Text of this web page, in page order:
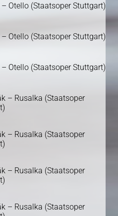
– Otello (Staatsoper Stuttgart)
– Otello (Staatsoper Stuttgart)
– Otello (Staatsoper Stuttgart)
– Rusalka (Staatsoper
– Rusalka (Staatsoper
– Rusalka (Staatsoper
– Rusalka (Staatsoper